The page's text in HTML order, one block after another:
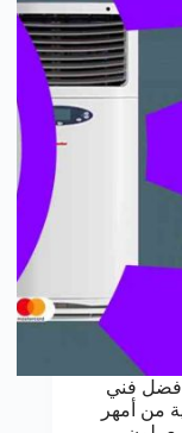
فني
من أمهر